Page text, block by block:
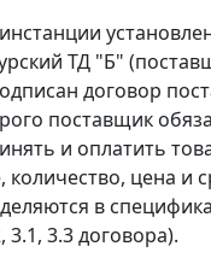
ТД "Б"
договор
поставщик
и оплатить
цена и
в
3.1, 3.3 договора).